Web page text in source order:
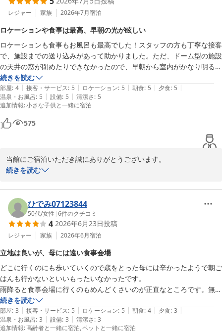
南紀白浜とれとれヴィレッジ
レジャー 家族 2026年7月宿泊
ロケーションや食事は最高、早朝の光が眩しい
ロケーションも食事もお風呂も最高でした！スタッフの方も丁寧な接客
で、施設までの送り込みがあって助かりました。ただ、ドーム型の施設
の天井の窓が閉めたりできなかったので、早朝から室内がかなり明るく
なり、何度か起きてしまいました。窓も遮光機能のないカーテンだった
ので、かなり明るかったです。唯一そこだけが残念でした。
続きを読む
部屋: 4 | 接客・サービス: 5 | ロケーション: 5 | 朝食: 5 | 夕食: 5 |
温泉・お風呂: 5 | 設備: 5 | 清潔さ: 5
追加情報:小さな子供と一緒に宿泊
575
当館にご宿泊いただき誠にありがとうございます。
ロケーション、とれとれ亭での食事、2か所の温泉施設、そしてス
しかしながら、お部屋のカーテンについてご不便をおかけし、申し
訳ございません。
貴重なご意見を参考に、今後改善の参考にさせていただきます。
またのご来館スタッフ一同心よりお待ちしております。
南紀白浜とれとれヴィレッジ
2026-07-06
続きを読む
ひでみ07123844
50代/女性 |6件のクチコミ
4 2026年6月23日投稿
レジャー 家族 2026年6月宿泊
立地は良いが、母には遠い食事会場
どこに行くのにも歩いていくので歳をとった母には辛かったようで朝ご
はんも行かないといいもったいなかったです。
雨降ると食事会場に行くのもめんどくさいのが正直なところです。無理
なく移動できる施設にしたら良かったと後悔しました。
ロケーションはすごくよかったです。
食事も種類少なく残念でした、
続きを読む
部屋: 3 | 接客・サービス: 5 | ロケーション: 5 | 朝食: 4 | 夕食: 3 |
温泉・お風呂: 3 | 設備: 3 | 清潔さ: 3
追加情報:高齢者と一緒に宿泊 ペットと一緒に宿泊